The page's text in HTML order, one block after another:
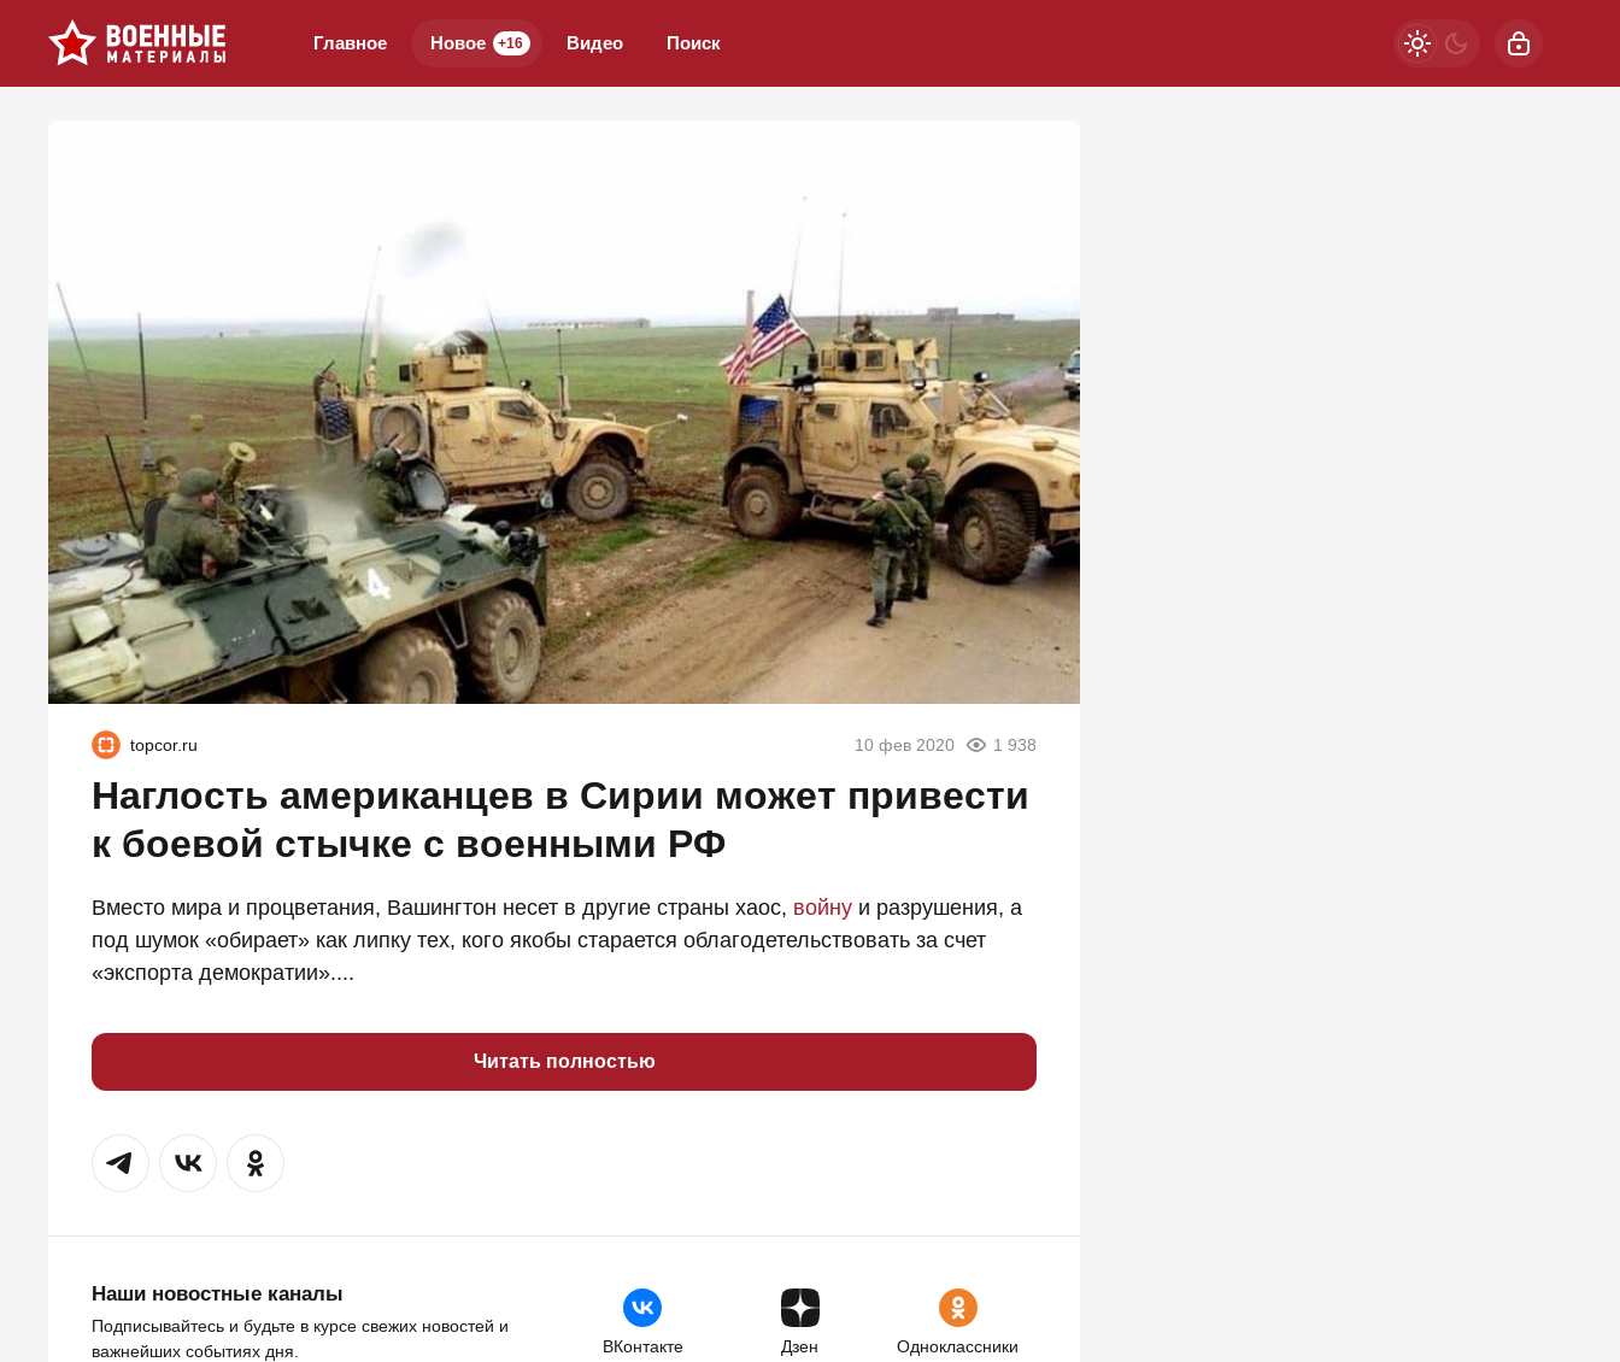
Главное Новое +16 Видео Поиск
topcor.ru 10 фев 2020 1 938
Наглость американцев в Сирии может привести
к боевой стычке с военными РФ
Вместо мира и процветания, Вашингтон несет в другие страны хаос, войну и разрушения, а
под шумок «обирает» как липку тех, кого якобы старается облагодетельствовать за счет
«экспорта демократии»....
Читать полностью
Наши новостные каналы
Подписывайтесь и будьте в курсе свежих новостей и
важнейших событиях дня.
ВКонтакте Дзен Одноклассники